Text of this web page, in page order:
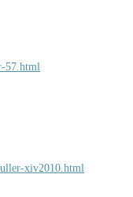
57.html
xiv2010.html